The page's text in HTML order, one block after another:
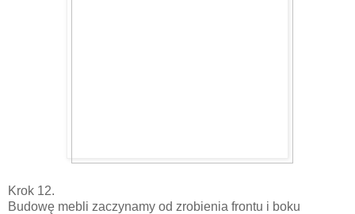
Krok 12.
Budowę mebli zaczynamy od zrobienia frontu i boku